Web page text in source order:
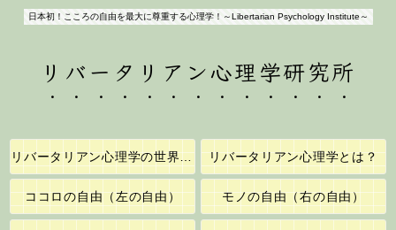
日本初！こころの自由を最大に尊重する心理学！～Libertarian Psychology Institute～
リバータリアン心理学研究所
リバータリアン心理学の世界へようこそ！ リバータリアン心理学とは？
ココロの自由（左の自由） モノの自由（右の自由）